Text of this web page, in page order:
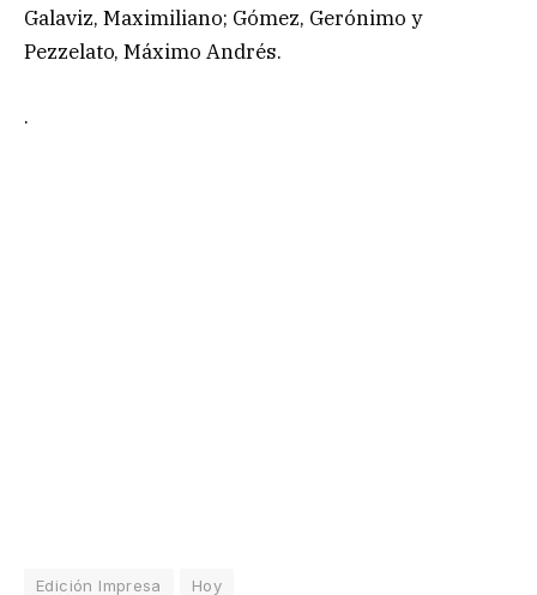
Galaviz, Maximiliano; Gómez, Gerónimo y
Pezzelato, Máximo Andrés.
.
Edición Impresa Hoy